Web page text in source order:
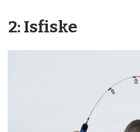
2: Isfiske